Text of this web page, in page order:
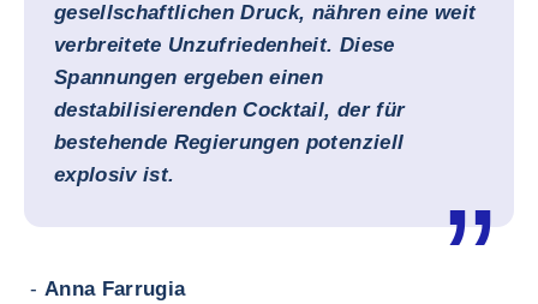
gesellschaftlichen Druck, nähren eine weit
verbreitete Unzufriedenheit. Diese
Spannungen ergeben einen
destabilisierenden Cocktail, der für
bestehende Regierungen potenziell
explosiv ist.
-Anna Farrugia